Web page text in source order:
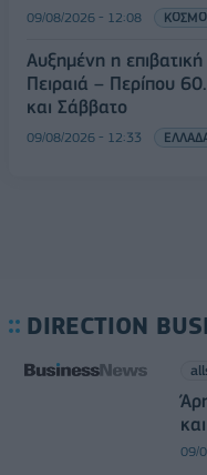
09/08/2026 - 12:08
Αυξημένη η
Πειραιά – Περίπου
και Σάββατο
09/08/2026 - 12:33
DIRECTION
09/